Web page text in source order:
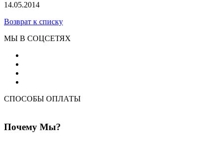
14.05.2014
Возврат к списку
МЫ В СОЦСЕТЯХ
СПОСОБЫ ОПЛАТЫ
Почему Мы?